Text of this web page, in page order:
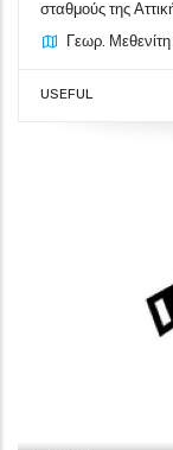
σταθμούς της
Γεωρ.
USEFUL